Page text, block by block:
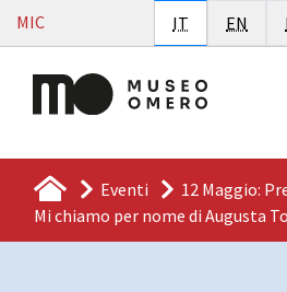
Vai al contenuto
MIC IT Italiano
EN
Eventi
12 Maggio:
Mi chiamo per nome di Augusta